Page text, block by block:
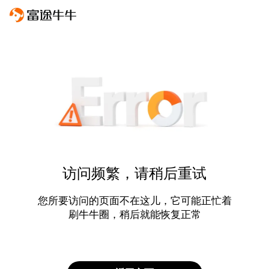
访问频繁，请稍后重试
您所要访问的页面不在这儿，它可能正忙着
刷牛牛圈，稍后就能恢复正常